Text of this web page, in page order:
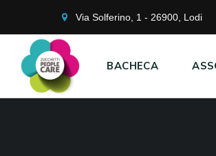
Via Solferino, 1 - 26900, Lodi
BACHECA